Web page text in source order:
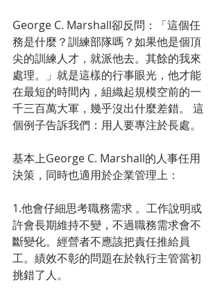
George C. Marshall卻反問：「這個任
務是什麼？訓練部隊嗎？如果他是個頂
尖的訓練人才，就派他去。其餘的我來
處理。」就是這樣的行事眼光，他才能
在最短的時間內，組織起規模空前的一
千三百萬大軍，幾乎沒出什麼差錯。 這
個例子告訴我們：用人要專注於長處。
基本上George C. Marshall的人事任用
決策，同時也適用於企業管理上：
1.他會仔細思考職務需求 。工作說明或
許會長期維持不變，不過職務需求會不
斷變化。經營者不應該把責任推給員
工。績效不彰的問題在於執行主管當初
挑錯了人。